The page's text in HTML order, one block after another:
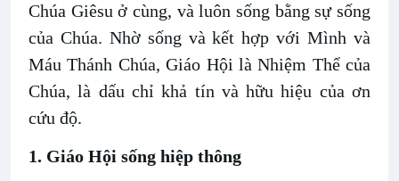
Chúa Giêsu ở cùng, và luôn sống bằng sự sống
của Chúa. Nhờ sống và kết hợp với Mình và
Máu Thánh Chúa, Giáo Hội là Nhiệm Thể của
Chúa, là dấu chỉ khả tín và hữu hiệu của ơn
cứu độ.
1. Giáo Hội sống hiệp thông